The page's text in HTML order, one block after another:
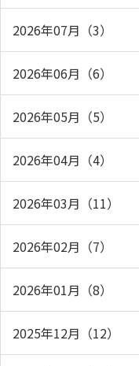
2026年07月（3）
2026年06月（6）
2026年05月（5）
2026年04月（4）
2026年03月（11）
2026年02月（7）
2026年01月（8）
2025年12月（12）